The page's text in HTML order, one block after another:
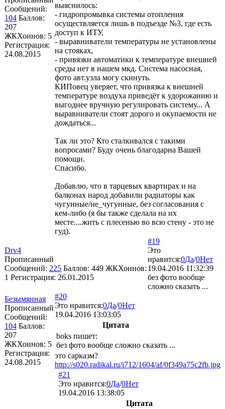
Сообщений:
104 Баллов:
207
ЖКХоинов: 5
Регистрация:
24.08.2015
выяснилось:
- гидропромывка системы отопления
осуществляется лишь в подъезде №3, где есть
доступ к ИТУ,
- выравниватели температуры не установлены
на стояках,
- привязки автоматики к температуре внешней
среды нет в нашем мкд. Система насосная,
фото авт.узла могу скинуть.
КИПовец уверяет, что привязка к внешней
температуре воздуха приведёт к удорожанию и
выгоднее вручную регулировать систему... А
выравниватели стоят дорого и окупаемости не
дождаться...
Так ли это? Кто сталкивался с такими
вопросами? Буду очень благодарна Вашей
помощи.
Спасибо.
Добавлю, что в тарцевых квартирах и на
балконах народ добавили радиаторы как
чугунные/не_чугунные, без согласования с
кем-либо (я бы также сделала на их
месте....жить с плесенью во всю стену - это не
гуд).
Drv4
Прописанный
Сообщений: 225 Баллов: 449 ЖКХоинов:
1 Регистрация: 26.01.2015
#19
Это
нравится:0Да/0Нет
19.04.2016 11:32:39
без фото вообще
сложно сказать ...
Безымянная
Прописанный
Сообщений:
104 Баллов:
207
ЖКХоинов: 5
Регистрация:
24.08.2015
#20
Это нравится:0Да/0Нет
19.04.2016 13:03:05
Цитата
boks пишет:
без фото вообще сложно сказать ...
это сарказм?
http://s020.radikal.ru/i712/1604/af/0f349a75c2fb.jpg
#21
Это нравится:0Да/0Нет
19.04.2016 13:38:05
Цитата